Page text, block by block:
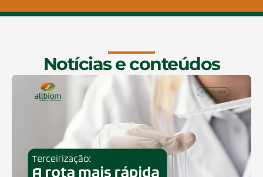
Notícias e conteúdos